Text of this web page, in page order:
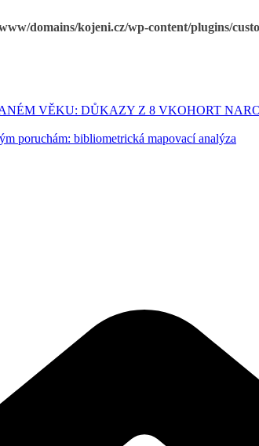
domains/kojeni.cz/wp-content/plugins/
VĚKU: DŮKAZY Z 8 VKOHORT
poruchám: bibliometrická mapovací analýza